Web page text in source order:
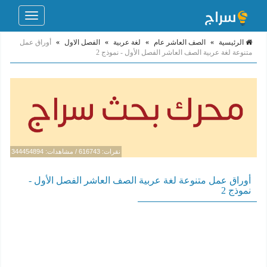
Toggle
الرئيسية » الصف العاشر عام » لغة عربية » الفصل الاول »
أوراق عمل
متنوعة لغة عربية الصف العاشر الفصل الأول - نموذج 2
نقرات: 616743 / مشاهدات: 344454894
أوراق عمل متنوعة لغة عربية الصف العاشر الفصل الأول -
نموذج 2